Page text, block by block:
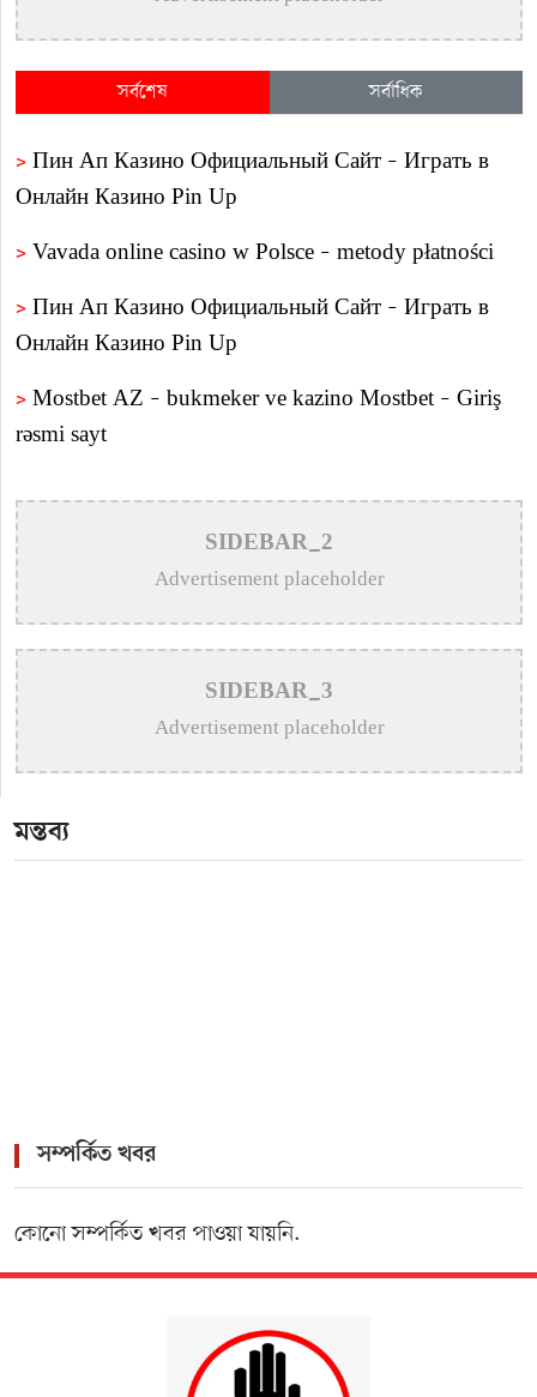
সর্বশেষ সর্বাধিক
> Пин Ап Казино Официальный Сайт – Играть в
Онлайн Казино Pin Up
> Vavada online casino w Polsce – metody płatności
> Пин Ап Казино Официальный Сайт – Играть в
Онлайн Казино Pin Up
> Mostbet AZ – bukmeker ve kazino Mostbet – Giriş
rəsmi sayt
Casino вход на зеркало
>
Aviator – O Guia Essencial para Jogar e Vencer na
Crash-Game
>
Olimp Casino
>1win официальный сайт букмекера — Обзор и
>1win официальный сайт букмекера — Обзор и
SIDEBAR_2
Advertisement placeholder
SIDEBAR_3
Advertisement placeholder
মন্তব্য
সম্পর্কিত খবর
কোনো সম্পর্কিত খবর পাওয়া যায়নি.